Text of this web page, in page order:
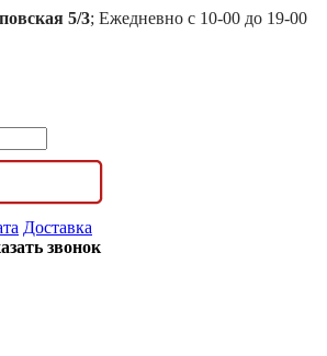
5/3; Ежедневно с 10-00 до 19-00
Доставка
звонок